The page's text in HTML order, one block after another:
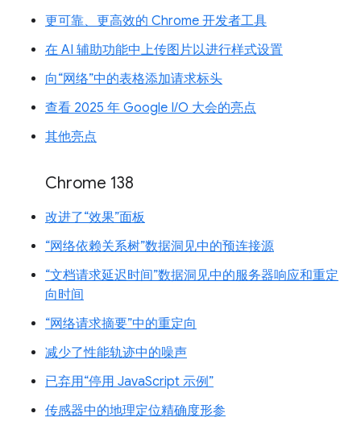
更可靠、更高效的 Chrome 开发者工具
在 AI 辅助功能中上传图片以进行样式设置
向“网络”中的表格添加请求标头
查看 2025 年 Google I/O 大会的亮点
其他亮点
Chrome 138
改进了“效果”面板
“网络依赖关系树”数据洞见中的预连接源
“文档请求延迟时间”数据洞见中的服务器响应和重定
向时间
“网络请求摘要”中的重定向
减少了性能轨迹中的噪声
已弃用“停用 JavaScript 示例”
传感器中的地理定位精确度形参